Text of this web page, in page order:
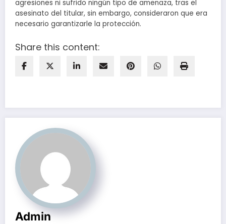
agresiones ni sufrido ningún tipo de amenaza, tras el
asesinato del titular, sin embargo, consideraron que era
necesario garantizarle la protección.
Share this content:
Admin